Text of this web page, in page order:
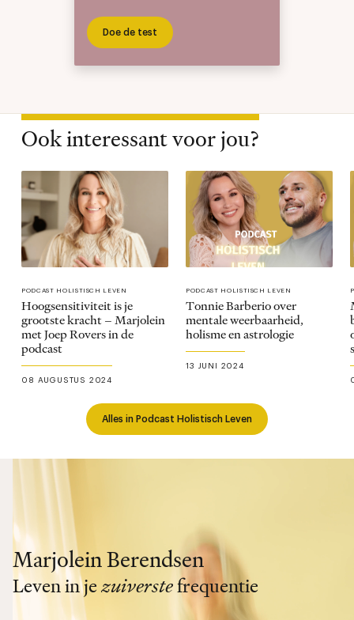
Doe de test
Ook interessant voor jou?
Alles in Podcast Holistisch Leven
PODCAST HOLISTISCH LEVEN
Hoogsensitiviteit is je
grootste kracht – Marjolein
met Joep Rovers in de
podcast
08 AUGUSTUS 2024
PODCAST HOLISTISCH LEVEN
Tonnie Barberio over
mentale weerbaarheid,
holisme en astrologie
13 JUNI 2024
Marjolein Berendsen
Leven in jezuiverstefrequentie